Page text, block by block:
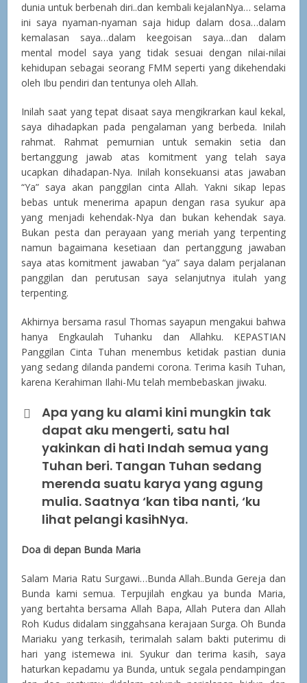
dunia untuk berbenah diri..dan kembali kejalanNya… selama
ini saya nyaman-nyaman saja hidup dalam dosa…dalam
kemalasan saya…dalam keegoisan saya…dan dalam
mental model saya yang tidak sesuai dengan nilai-nilai
kehidupan sebagai seorang FMM seperti yang dikehendaki
oleh Ibu pendiri dan tentunya oleh Allah.
Inilah saat yang tepat disaat saya mengikrarkan kaul kekal,
saya dihadapkan pada pengalaman yang berbeda. Inilah
rahmat. Rahmat pemurnian untuk semakin setia dan
bertanggung jawab atas komitment yang telah saya
ucapkan dihadapan-Nya. Inilah konsekuansi atas jawaban
“Ya” saya akan panggilan cinta Allah. Yakni sikap lepas
bebas untuk menerima apapun dengan rasa syukur apa
yang menjadi kehendak-Nya dan bukan kehendak saya.
Bukan pesta dan perayaan yang meriah yang terpenting
namun bagaimana kesetiaan dan pertanggung jawaban
saya atas komitment jawaban “ya” saya dalam perjalanan
panggilan dan perutusan saya selanjutnya itulah yang
terpenting.
Akhirnya bersama rasul Thomas sayapun mengakui bahwa
hanya Engkaulah Tuhanku dan Allahku. KEPASTIAN
Panggilan Cinta Tuhan menembus ketidak pastian dunia
yang sedang dilanda pandemi corona. Terima kasih Tuhan,
karena Kerahiman Ilahi-Mu telah membebaskan jiwaku.
Apa yang ku alami kini mungkin tak
dapat aku mengerti, satu hal
yakinkan di hati Indah semua yang
Tuhan beri. Tangan Tuhan sedang
merenda suatu karya yang agung
mulia. Saatnya ‘kan tiba nanti, ‘ku
lihat pelangi kasihNya.
Doa di depan Bunda Maria
Salam Maria Ratu Surgawi…Bunda Allah..Bunda Gereja dan
Bunda kami semua. Terpujilah engkau ya bunda Maria,
yang bertahta bersama Allah Bapa, Allah Putera dan Allah
Roh Kudus didalam singgahsana kerajaan Surga. Oh Bunda
Mariaku yang terkasih, terimalah salam bakti puterimu di
hari yang istemewa ini. Syukur dan terima kasih, saya
haturkan kepadamu ya Bunda, untuk segala pendampingan